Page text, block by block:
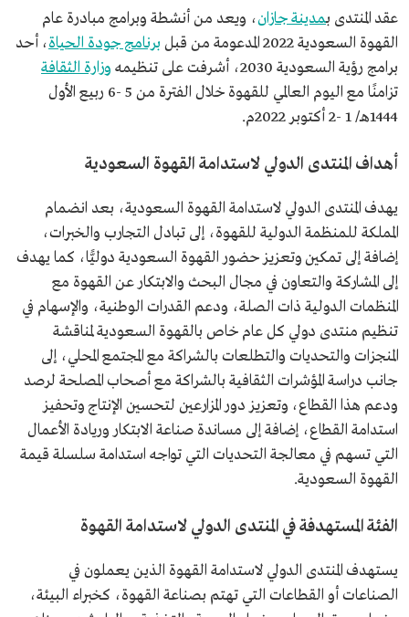
عقد المنتدى بمدينة جازان، ويعد من أنشطة وبرامج مبادرة عام
القهوة السعودية 2022 المدعومة من قبل
برنامج جودة الحياة، أحد
برامج رؤية السعودية 2030، أشرفت على تنظيمه
وزارة الثقافة
تزامنًا مع اليوم العالمي للقهوة خلال الفترة من 5 -6 ربيع الأول
1444هـ/ 1 -2 أكتوبر 2022م.
أهداف المنتدى الدولي لاستدامة القهوة السعودية
يهدف المنتدى الدولي لاستدامة القهوة السعودية، بعد انضمام
المملكة للمنظمة الدولية للقهوة، إلى تبادل التجارب والخبرات،
إضافة إلى تمكين وتعزيز حضور القهوة السعودية دوليًّا، كما يهدف
إلى المشاركة والتعاون في مجال البحث والابتكار عن القهوة مع
المنظمات الدولية ذات الصلة، ودعم القدرات الوطنية، والإسهام في
تنظيم منتدى دولي كل عام خاص بالقهوة السعودية لمناقشة
المنجزات والتحديات والتطلعات بالشراكة مع المجتمع المحلي، إلى
جانب دراسة المؤشرات الثقافية بالشراكة مع أصحاب المصلحة لرصد
ودعم هذا القطاع، وتعزيز دور المزارعين لتحسين الإنتاج وتحفيز
استدامة القطاع، إضافة إلى مساندة صناعة الابتكار وريادة الأعمال
التي تسهم في معالجة التحديات التي تواجه استدامة سلسلة قيمة
القهوة السعودية.
الفئة المستهدفة في المنتدى الدولي لاستدامة القهوة
يستهدف المنتدى الدولي لاستدامة القهوة الذين يعملون في
الصناعات أو القطاعات التي تهتم بصناعة القهوة، كخبراء البيئة،